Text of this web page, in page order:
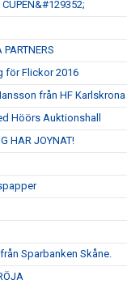
CUPEN&#129352;
för Flickor 2016
från HF Karlskrona
Höörs Auktionshall
HAR JOYNAT!
Sparbanken Skåne.